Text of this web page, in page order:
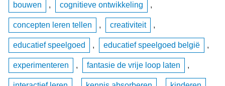
bouwen , cognitieve ontwikkeling ,
concepten leren tellen , creativiteit ,
educatief speelgoed , educatief speelgoed belgië ,
experimenteren , fantasie de vrije loop laten ,